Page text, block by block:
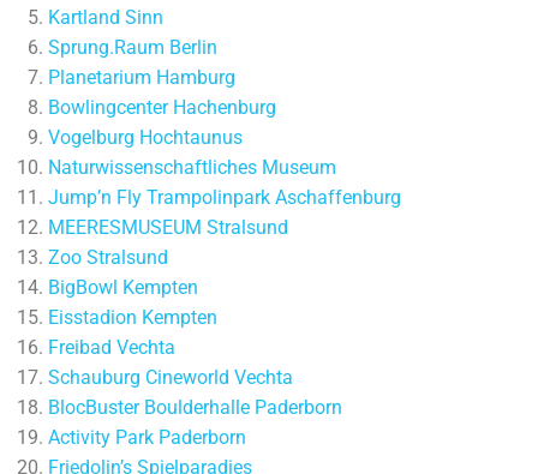
Kartland Sinn
Sprung.Raum Berlin
Planetarium Hamburg
Bowlingcenter Hachenburg
Vogelburg Hochtaunus
Naturwissenschaftliches Museum
Jump’n Fly Trampolinpark Aschaffenburg
MEERESMUSEUM Stralsund
Zoo Stralsund
BigBowl Kempten
Eisstadion Kempten
Freibad Vechta
Schauburg Cineworld Vechta
BlocBuster Boulderhalle Paderborn
Activity Park Paderborn
Friedolin’s Spielparadies